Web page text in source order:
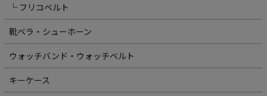
└ フリコベルト
靴ベラ・シューホーン
ウォッチバンド・ウォッチベルト
キーケース